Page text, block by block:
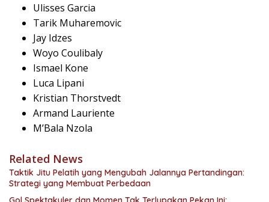
Ulisses Garcia
Tarik Muharemovic
Jay Idzes
Woyo Coulibaly
Ismael Kone
Luca Lipani
Kristian Thorstvedt
Armand Lauriente
M’Bala Nzola
Related News
Taktik Jitu Pelatih yang Mengubah Jalannya Pertandingan:
Strategi yang Membuat Perbedaan